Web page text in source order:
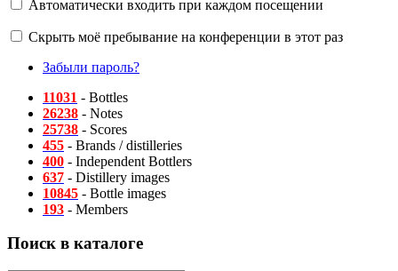
Автоматически входить при каждом посещении
Скрыть моё пребывание на конференции в этот раз
Забыли пароль?
11031 - Bottles
26238 - Notes
25738 - Scores
455 - Brands / distilleries
400 - Independent Bottlers
637 - Distillery images
10845 - Bottle images
193 - Members
Поиск в каталоге